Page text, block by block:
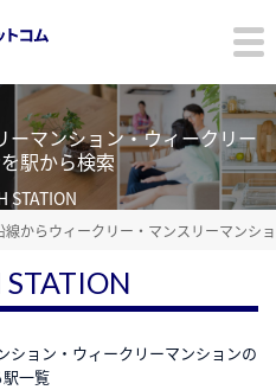
マンション・ウィークリー
駅から検索
STATION
線からウィークリー・マンスリーマンシ
STATION
ション・ウィークリーマンションの
一覧